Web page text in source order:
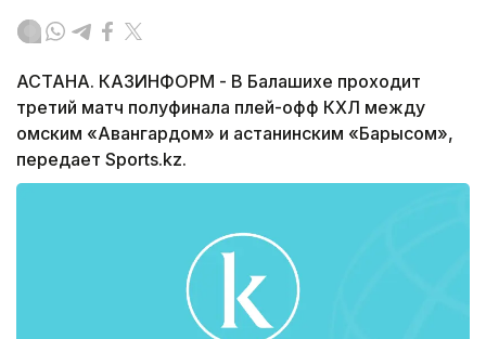
АСТАНА. КАЗИНФОРМ - В Балашихе проходит
третий матч полуфинала плей-офф КХЛ между
омским «Авангардом» и астанинским «Барысом»,
передает Sports.kz.